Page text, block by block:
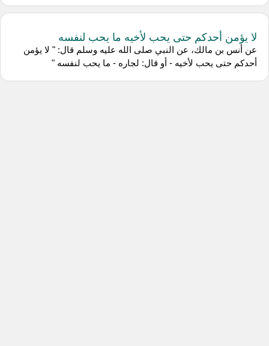
لا يؤمن أحدكم حتى يحب لأخيه ما يحب لنفسه
عن أنس بن مالك، عن النبي صلى الله عليه وسلم قال: " لا يؤمن
أحدكم حتى يحب لأخيه - أو قال: لجاره - ما يحب لنفسه "